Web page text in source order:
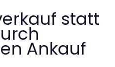
statt
Ankauf